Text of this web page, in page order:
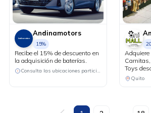
Andinamotors
15%
Recibe el 15% de descuento en
la adquisición de baterías.
Consulta las ubicaciones participantes
Toys
20% de
al pagar
Quito